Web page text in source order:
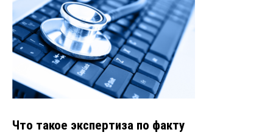
Что такое экспертиза по факту